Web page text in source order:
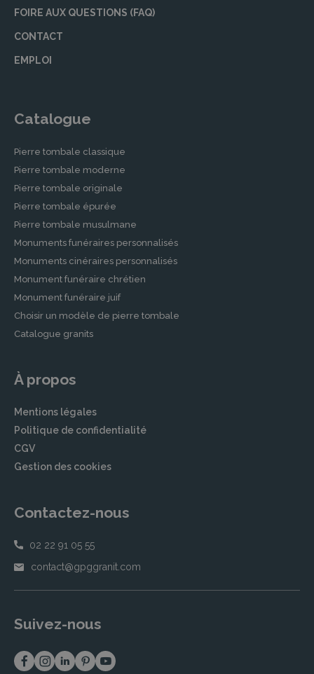
FOIRE AUX QUESTIONS (FAQ)
CONTACT
EMPLOI
Catalogue
Pierre tombale classique
Pierre tombale moderne
Pierre tombale originale
Pierre tombale épurée
Pierre tombale musulmane
Monuments funéraires personnalisés
Monuments cinéraires personnalisés
Monument funéraire chrétien
Monument funéraire juif
Choisir un modèle de pierre tombale
Catalogue granits
À propos
Mentions légales
Politique de confidentialité
CGV
Gestion des cookies
Contactez-nous
02 22 91 05 55
contact@gpggranit.com
Suivez-nous